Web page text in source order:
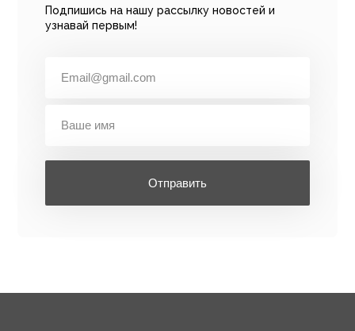
Подпишись на нашу рассылку новостей и
узнавай первым!
Отправить